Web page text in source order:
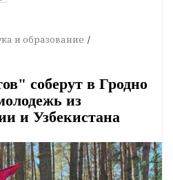
и образование
соберут в Гродно
из
и Узбекистана